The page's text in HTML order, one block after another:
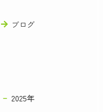
ブログ
2025年